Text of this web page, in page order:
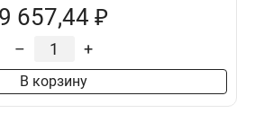
9 657,44 ₽
– +
В корзину